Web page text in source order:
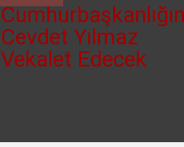
Cevdet Yılmaz
Vekalet Edecek